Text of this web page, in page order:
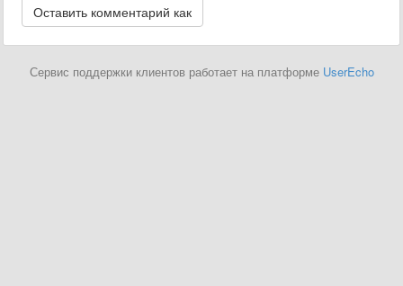
Сервис поддержки клиентов работает на платформе UserEcho